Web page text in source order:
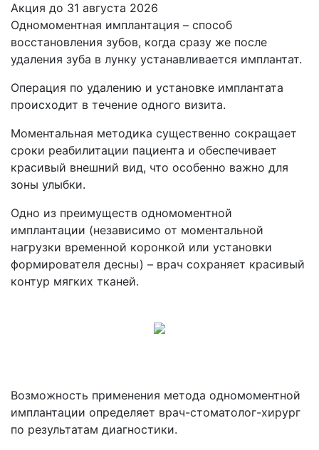
Акция до 31 августа 2026
Одномоментная имплантация – способ
восстановления зубов, когда сразу же после
удаления зуба в лунку устанавливается имплантат.
Операция по удалению и установке имплантата
происходит в течение одного визита.
Моментальная методика существенно сокращает
сроки реабилитации пациента и обеспечивает
красивый внешний вид, что особенно важно для
зоны улыбки.
Одно из преимуществ одномоментной
имплантации (независимо от моментальной
нагрузки временной коронкой или установки
формирователя десны) – врач сохраняет красивый
контур мягких тканей.
Возможность применения метода одномоментной
имплантации определяет врач-стоматолог-хирург
по результатам диагностики.